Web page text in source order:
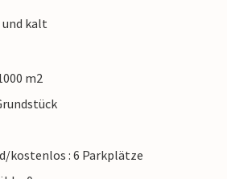
kalt
m2
kostenlos : 6 Parkplätze